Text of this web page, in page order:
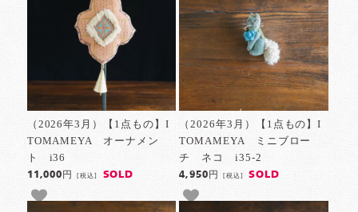
（2026年3月）【1点もの】I
TOMAMEYA オーナメン
ト i36
11,000円[税込] SOLD
（2026年3月）【1点もの】I
TOMAMEYA ミニブロー
チ ネコ i35-2
4,950円 [税込] SOLD